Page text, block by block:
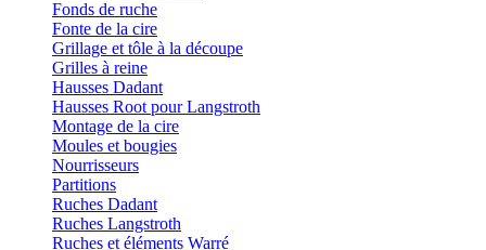
Fonds de ruche
Fonte de la cire
Grillage et tôle à la découpe
Grilles à reine
Hausses Dadant
Hausses Root pour Langstroth
Montage de la cire
Moules et bougies
Nourrisseurs
Partitions
Ruches Dadant
Ruches Langstroth
Ruches et éléments Warré